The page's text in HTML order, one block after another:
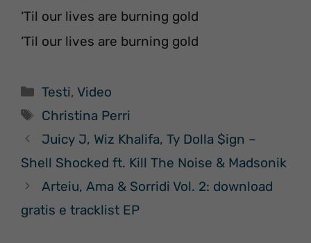
‘Til our lives are burning gold
‘Til our lives are burning gold
Categorie
Testi,Video
Tag
Christina Perri
Juicy J, Wiz Khalifa, Ty Dolla $ign –
Shell Shocked ft. Kill The Noise & Madsonik
Arteiu, Ama & Sorridi Vol. 2: download
gratis e tracklist EP